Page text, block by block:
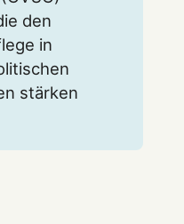
den
in
stärken